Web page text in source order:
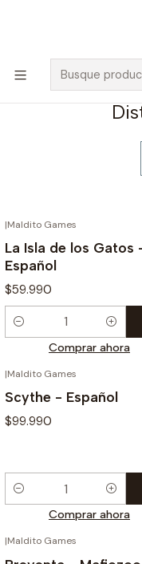
🚀 ¡Despachamos a todo
$100.000 y a RM sobre
|Maldito Games
La Isla de los Gatos
Español
$59.990
Cantidad
Comprar ahora
|Maldito Games
Scythe - Español
$99.990
Cantidad
Comprar ahora
|Maldito Games